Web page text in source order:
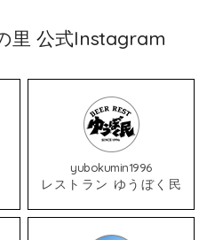
里 公式Instagram
yubokumin1996
レストラン ゆうぼく民